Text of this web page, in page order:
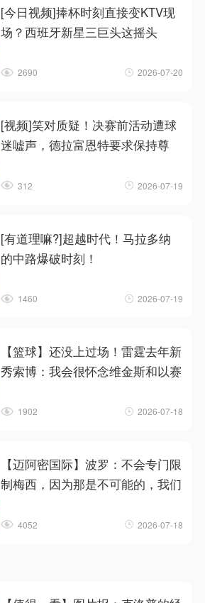
[今日视频]捧杯时刻直接变KTV现
场？西班牙新星三巨头这摇头
2690 2026-07-20
[视频]笑对质疑！决赛前活动遭球
迷嘘声，德拉富恩特要求保持尊
312 2026-07-19
[有道理嘛?]超越时代！马拉多纳
的中路爆破时刻！
1460 2026-07-19
【篮球】还没上过场！雷霆去年新
秀索博：我会很怀念维金斯和以赛
1902 2026-07-18
【迈阿密国际】波罗：不会专门限
制梅西，因为那是不可能的，我们
4052 2026-07-18